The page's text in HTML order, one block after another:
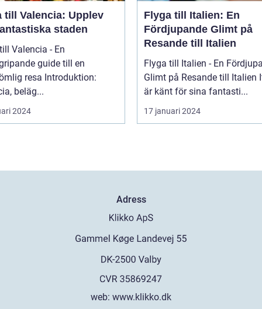
till Valencia: Upplev
staden
Valencia - En
guide till en
Introduktion:
beläg...
2024
Flyga till Italien: En
Fördjupande Glimt på
Resande till Italien
Flyga till Italien - En
Glimt på Resande till Italien Italien
är känt för sina fantasti...
17 januari 2024
Adress
web: www.klikko.dk